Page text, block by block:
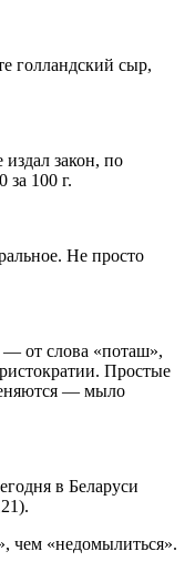
голландский сыр,
закон, по
100 г.
Не просто
— от слова «поташ»,
Простые
— мыло
в Беларуси
чем «недомылиться».